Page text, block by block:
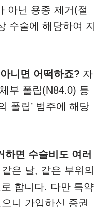
아닌 용종 제거(절
수술에 해당하여 지
니면 어떡하죠? 자
부 폴립(N84.0) 등
폴립’ 범주에 해당
하면 수술비도 여러
은 날, 같은 부위의
합니다. 다만 특약
니 가입하신 증권